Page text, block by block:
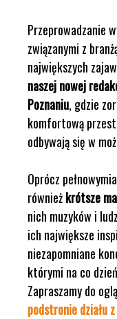
Przeprowadzanie
związanymi z
największych
naszej nowej
Poznaniu, gdzie
komfortową
odbywają się w
Oprócz
równieżkrótsze
nich muzyków i
ich największe
niezapomniane
którymi na co
Zapraszamy do
podstronie działu